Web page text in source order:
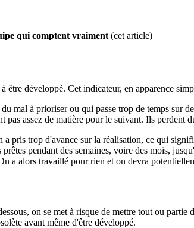
qui comptent vraiment (cet article)
développé. Cet indicateur, en apparence
mal à prioriser ou qui passe trop de temps sur
assez de matière pour le suivant. Ils perdent
pris trop d'avance sur la réalisation, ce qui
pendant des semaines, voire des mois,
a alors travaillé pour rien et on devra
on se met à risque de mettre tout ou
avant même d'être développé.